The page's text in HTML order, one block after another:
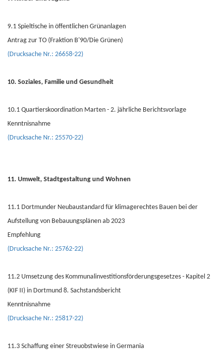
9.1 Spieltische in öffentlichen Grünanlagen
Antrag zur TO (Fraktion B'90/Die Grünen)
(Drucksache Nr.: 26658-22)
10. Soziales, Familie und Gesundheit
10.1 Quartierskoordination Marten - 2. jährliche Berichtsvorlage
Kenntnisnahme
(Drucksache Nr.: 25570-22)
11. Umwelt, Stadtgestaltung und Wohnen
11.1 Dortmunder Neubaustandard für klimagerechtes Bauen bei der
Aufstellung von Bebauungsplänen ab 2023
Empfehlung
(Drucksache Nr.: 25762-22)
11.2 Umsetzung des Kommunalinvestitionsförderungsgesetzes - Kapitel 2
(KIF II) in Dortmund 8. Sachstandsbericht
Kenntnisnahme
(Drucksache Nr.: 25817-22)
11.3 Schaffung einer Streuobstwiese in Germania